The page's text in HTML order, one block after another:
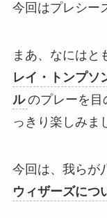
今回はプレシー
まあ、なにはと
レイ・トンプソ
ル のプレーを目
っきり楽しみま
今回は、我らが
ウィザーズにつ